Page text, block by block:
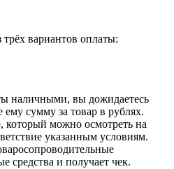
вариантов оплаты:
наличными, вы дожидаетесь
ему сумму за товар в рублях.
который можно осмотреть на
указанным условиям.
средства и получает чек.